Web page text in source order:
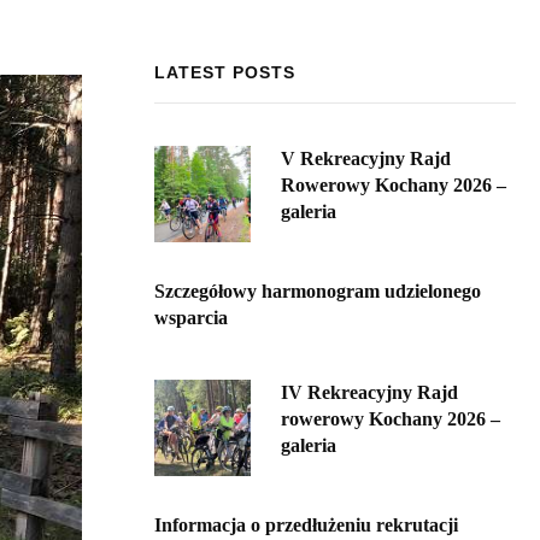
LATEST POSTS
V Rekreacyjny Rajd
Rowerowy Kochany 2026 –
galeria
Szczegółowy harmonogram udzielonego
wsparcia
IV Rekreacyjny Rajd
rowerowy Kochany 2026 –
galeria
Informacja o przedłużeniu rekrutacji